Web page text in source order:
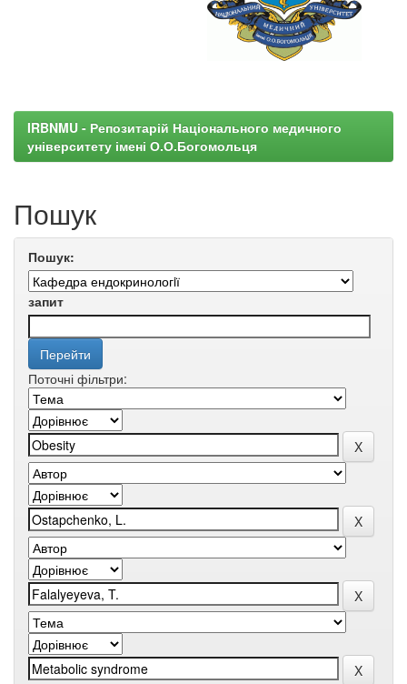
IRBNMU - Репозитарій Національного медичного
університету імені О.О.Богомольця
Пошук
Пошук:
запит
Поточні фільтри: